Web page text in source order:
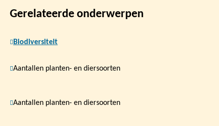
Gerelateerde onderwerpen
Biodiversiteit
Aantallen planten- en diersoorten
Aantallen planten- en diersoorten